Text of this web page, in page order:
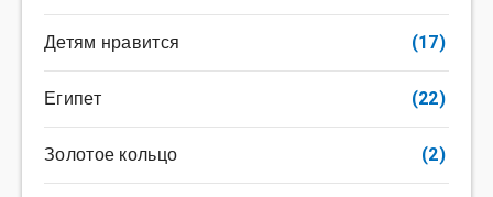
Детям нравится (17)
Египет (22)
Золотое кольцо (2)